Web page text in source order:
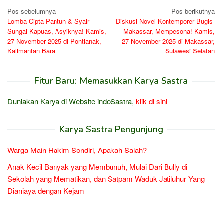
Navigasi
pos
Pos sebelumnya
Lomba Cipta Pantun & Syair
Sungai Kapuas, Asyiknya! Kamis,
27 November 2025 di Pontianak,
Kalimantan Barat
Pos berikutnya
Diskusi Novel Kontemporer Bugis-
Makassar, Mempesona! Kamis,
27 November 2025 di Makassar,
Sulawesi Selatan
Fitur Baru: Memasukkan Karya Sastra
Duniakan Karya di Website indoSastra, klik di sini
Karya Sastra Pengunjung
Warga Main Hakim Sendiri, Apakah Salah?
Anak Kecil Banyak yang Membunuh, Mulai Dari Bully di
Sekolah yang Mematikan, dan Satpam Waduk Jatiluhur Yang
Dianiaya dengan Kejam